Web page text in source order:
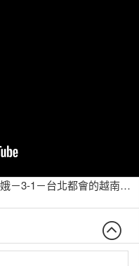
民族學跨國田野行腳－高雅寧、黃素娥－3-1－台北都會的越南社群「什麼！木柵有個越南社區？」